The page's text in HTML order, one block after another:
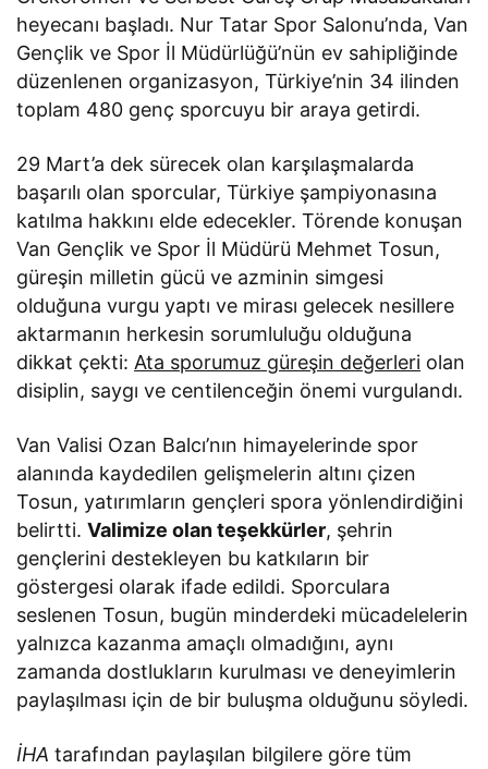
heyecanı başladı. Nur Tatar Spor Salonu’nda, Van
Gençlik ve Spor İl Müdürlüğü’nün ev sahipliğinde
düzenlenen organizasyon, Türkiye’nin 34 ilinden
toplam 480 genç sporcuyu bir araya getirdi.
29 Mart’a dek sürecek olan karşılaşmalarda
başarılı olan sporcular, Türkiye şampiyonasına
katılma hakkını elde edecekler. Törende konuşan
Van Gençlik ve Spor İl Müdürü Mehmet Tosun,
güreşin milletin gücü ve azminin simgesi
olduğuna vurgu yaptı ve mirası gelecek nesillere
aktarmanın herkesin sorumluluğu olduğuna
dikkat çekti: Ata sporumuz güreşin değerleri olan
disiplin, saygı ve centilenceğin önemi vurgulandı.
Van Valisi Ozan Balcı’nın himayelerinde spor
alanında kaydedilen gelişmelerin altını çizen
Tosun, yatırımların gençleri spora yönlendirdiğini
belirtti.Valimize olan teşekkürler, şehrin
gençlerini destekleyen bu katkıların bir
göstergesi olarak ifade edildi. Sporculara
seslenen Tosun, bugün minderdeki mücadelelerin
yalnızca kazanma amaçlı olmadığını, aynı
zamanda dostlukların kurulması ve deneyimlerin
paylaşılması için de bir buluşma olduğunu söyledi.
İHA tarafından paylaşılan bilgilere göre tüm